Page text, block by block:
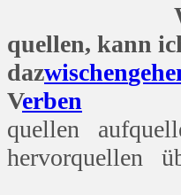
quellen, kann
dazwischen
Verben
quellen
hervorquellen